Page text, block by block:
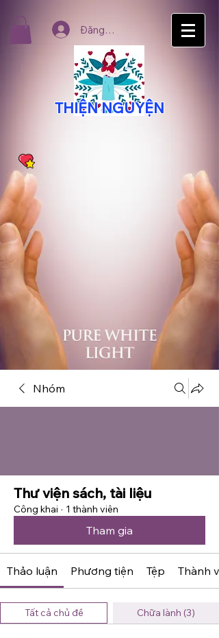
THIỆN NGUYỆN
Đăng nhập
Nhóm
Thư viện sách, tài liệu
Công khai · 1 thành viên
Tham gia
Thảo luận Phương tiện Tệp Thành
Tất cả chủ đề Chữa lành (3)